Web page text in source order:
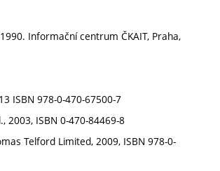
Informační centrum ČKAIT, Praha,
ISBN 978-0-470-67500-7
2003, ISBN 0-470-84469-8
Telford Limited, 2009, ISBN 978-0-